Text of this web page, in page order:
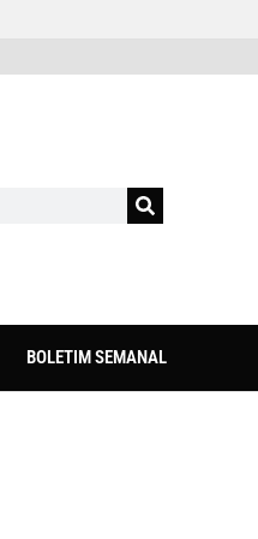
BOLETIM SEMANAL